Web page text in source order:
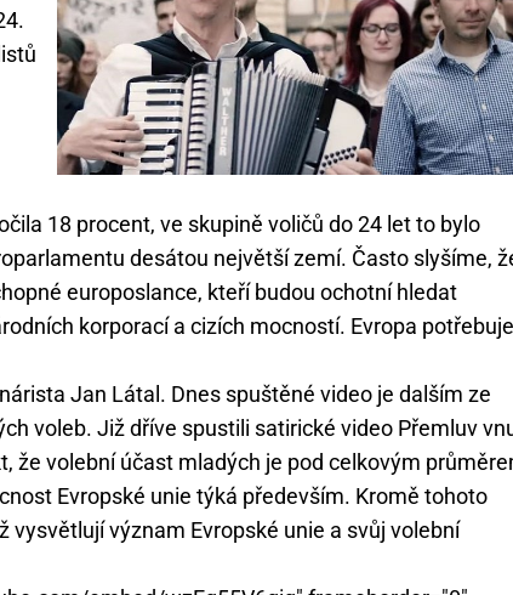
18 procent, ve skupině voličů do 24 let to bylo
desátou největší zemí. Často slyšíme,
europoslance, kteří budou ochotní hledat
korporací a cizích mocností. Evropa potřebuje
Jan Látal. Dnes spuštěné video je dalším ze
voleb. Již dříve spustili satirické video Přemluv
že volební účast mladých je pod celkovým
Evropské unie týká především. Kromě tohoto
význam Evropské unie a svůj volební